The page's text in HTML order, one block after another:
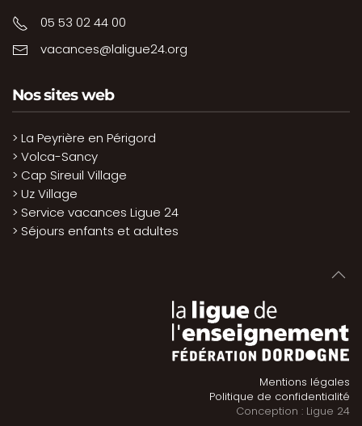
05 53 02 44 00
vacances@laligue24.org
Nos sites web
> La Peyrière en Périgord
> Volca-Sancy
> Cap Sireuil Village
> Uz Village
> Service vacances Ligue 24
> Séjours enfants et adultes
Mentions légales
Politique de confidentialité
Conception : Ligue 24